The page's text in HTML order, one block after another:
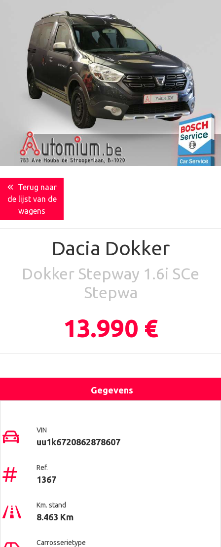
Terug naar
de lijst van de
wagens
Dacia Dokker
Dokker Stepway 1.6i SCe
Stepwa
13.990 €
Gegevens
VIN
uu1k6720862878607
Ref.
1367
Km. stand
8.463 Km
Carrosserietype